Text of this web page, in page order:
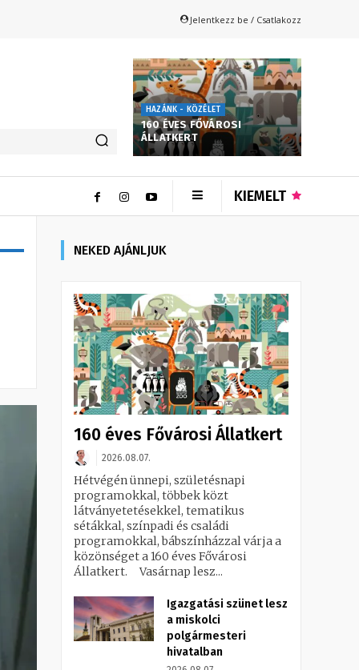
Jelentkezz be / Csatlakozz
HAZÁNK - KÖZÉLET
160 ÉVES FŐVÁROSI
ÁLLATKERT
KIEMELT
NEKED AJÁNLJUK
160 éves Fővárosi Állatkert
2026.08.07.
Hétvégén ünnepi, születésnapi
programokkal, többek közt
látványetetésekkel, tematikus
sétákkal, színpadi és családi
programokkal, bábszínházzal várja a
közönséget a 160 éves Fővárosi
Állatkert. Vasárnap lesz...
Igazgatási szünet lesz
a miskolci
polgármesteri
hivatalban